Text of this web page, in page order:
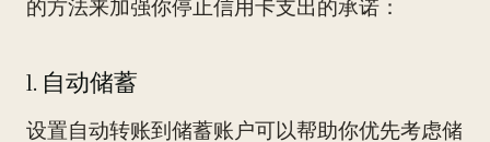
的方法来加强你停止信用卡支出的承诺：
1. 自动储蓄
设置自动转账到储蓄账户可以帮助你优先考虑储